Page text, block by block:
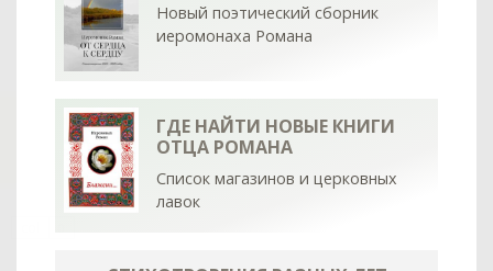
Новый поэтический сборник
иеромонаха Романа
ГДЕ НАЙТИ НОВЫЕ КНИГИ
ОТЦА РОМАНА
Список магазинов и церковных
лавок